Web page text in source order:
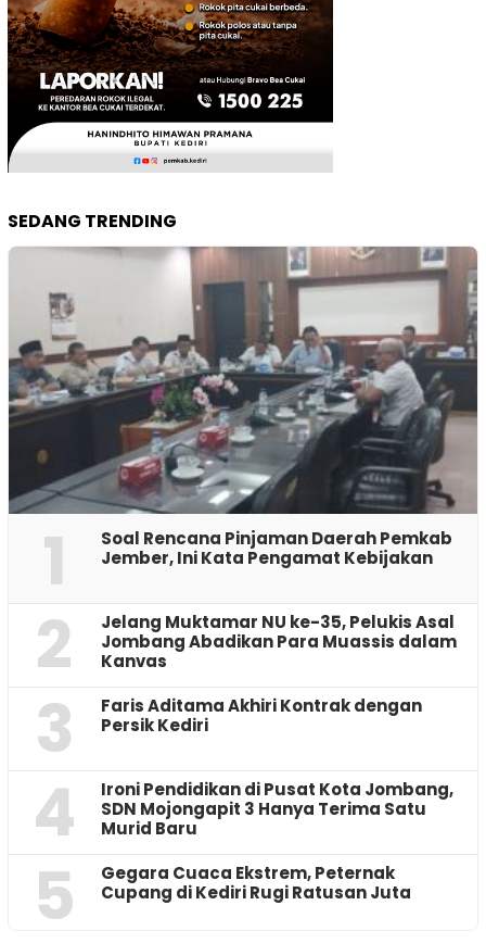
SEDANG TRENDING
1
‎Soal Rencana Pinjaman Daerah Pemkab
Jember, Ini Kata Pengamat Kebijakan ‎
2
Jelang Muktamar NU ke-35, Pelukis Asal
Jombang Abadikan Para Muassis dalam
Kanvas
3
Faris Aditama Akhiri Kontrak dengan
Persik Kediri
4
Ironi Pendidikan di Pusat Kota Jombang,
SDN Mojongapit 3 Hanya Terima Satu
Murid Baru
5
‎Gegara Cuaca Ekstrem, Peternak
Cupang di Kediri Rugi Ratusan Juta